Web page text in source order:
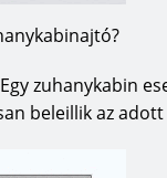
zuhanykabin
beleillik az